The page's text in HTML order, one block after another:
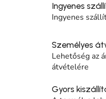
Ingyenes
Ingyenes
Személyes
Lehetőség az
átvételére
Gyors